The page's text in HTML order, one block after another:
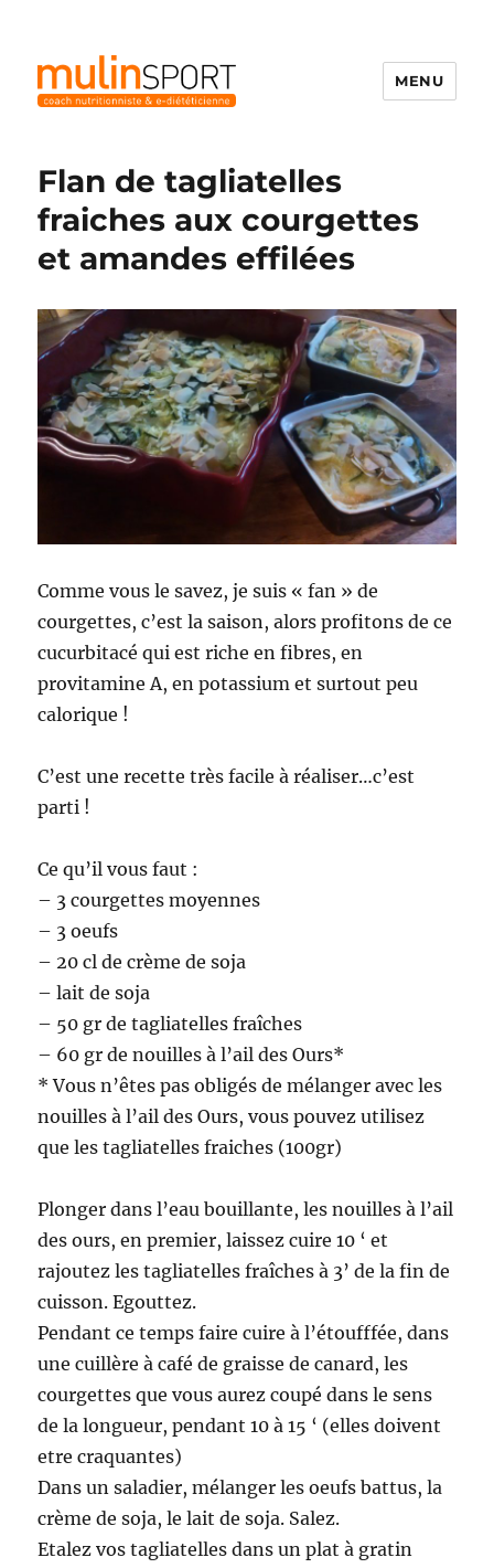
MENU
Flan de tagliatelles
fraiches aux courgettes
et amandes effilées
Comme vous le savez, je suis « fan » de
courgettes, c’est la saison, alors profitons de ce
cucurbitacé qui est riche en fibres, en
provitamine A, en potassium et surtout peu
calorique !
C’est une recette très facile à réaliser…c’est
parti !
Ce qu’il vous faut :
– 3 courgettes moyennes
– 3 oeufs
– 20 cl de crème de soja
– lait de soja
– 50 gr de tagliatelles fraîches
– 60 gr de nouilles à l’ail des Ours*
* Vous n’êtes pas obligés de mélanger avec les
nouilles à l’ail des Ours, vous pouvez utilisez
que les tagliatelles fraiches (100gr)
Plonger dans l’eau bouillante, les nouilles à l’ail
des ours, en premier, laissez cuire 10 ‘ et
rajoutez les tagliatelles fraîches à 3’ de la fin de
cuisson. Egouttez.
Pendant ce temps faire cuire à l’étoufffée, dans
une cuillère à café de graisse de canard, les
courgettes que vous aurez coupé dans le sens
de la longueur, pendant 10 à 15 ‘ (elles doivent
etre craquantes)
Dans un saladier, mélanger les oeufs battus, la
crème de soja, le lait de soja. Salez.
Etalez vos tagliatelles dans un plat à gratin